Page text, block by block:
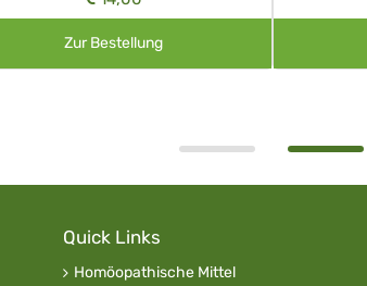
Zur Bestellung
Quick Links
Homöopathische Mittel